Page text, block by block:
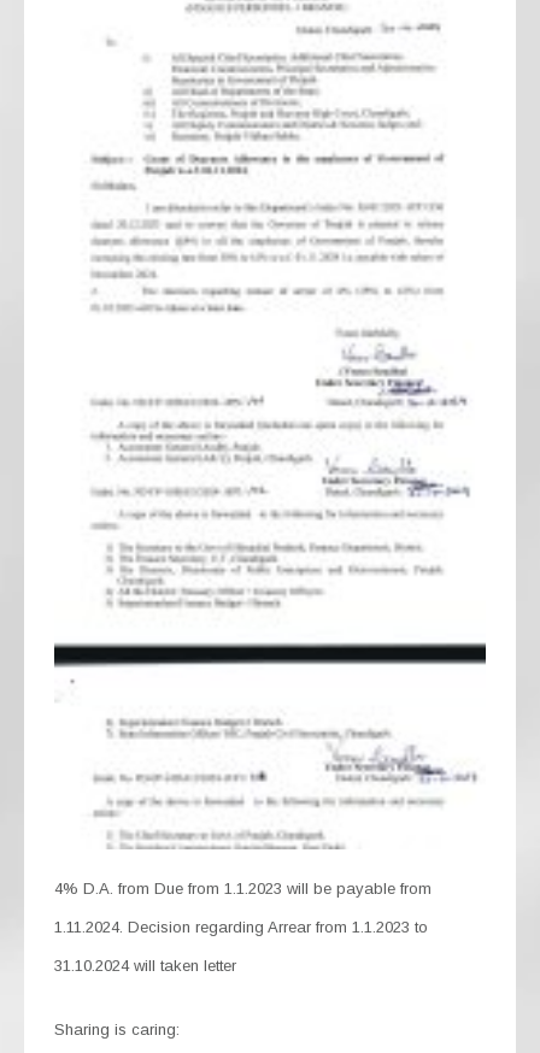
4% D.A. from Due from 1.1.2023 will be payable from
1.11.2024. Decision regarding Arrear from 1.1.2023 to
31.10.2024 will taken letter
Sharing is caring: